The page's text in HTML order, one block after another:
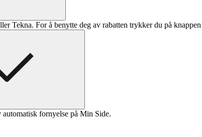
Tekna. For å benytte deg av rabatten trykker du på
fornyelse på Min Side.